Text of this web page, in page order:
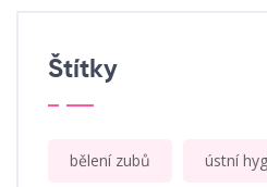
Štítky
bělení zubů ústní